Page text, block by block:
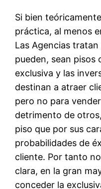
Si bien
práctica, al menos
Las Agencias
pueden, sean pisos
exclusiva y las
destinan a atraer
pero no para
detrimento de
piso que por sus
probabilidades de
cliente. Por tanto
clara, en la gran
conceder la